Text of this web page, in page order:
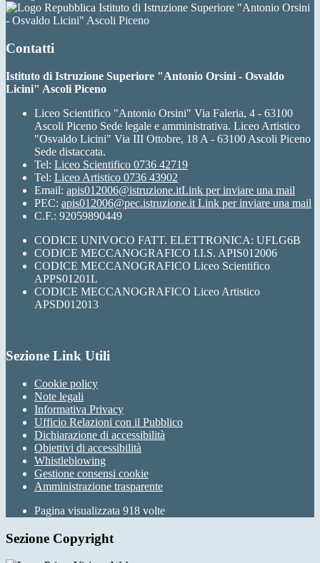
Istituto di Istruzione Superiore "Antonio Orsini
- Osvaldo Licini" Ascoli Piceno
Contatti
Istituto di Istruzione Superiore "Antonio Orsini - Osvaldo
Licini" Ascoli Piceno
Liceo Scientifico "Antonio Orsini" Via Faleria, 4 - 63100
Ascoli Piceno Sede legale e amministrativa. Liceo Artistico
"Osvaldo Licini" Via III Ottobre, 18 A - 63100 Ascoli Piceno
Sede distaccata.
Tel: Liceo Scientifico 0736 42719
Tel: Liceo Artistico 0736 43902
Email: apis012006@istruzione.itLink per inviare una mail
PEC: apis012006@pec.istruzione.it Link per inviare una mail
C.F.: 92059890449
CODICE UNIVOCO FATT. ELETTRONICA: UFLG6B
CODICE MECCANOGRAFICO I.I.S. APIS012006
CODICE MECCANOGRAFICO Liceo Scientifico
APPS01201L
CODICE MECCANOGRAFICO Liceo Artistico
APSD012013
Sezione Link Utili
Cookie policy
Note legali
Informativa Privacy
Ufficio Relazioni con il Pubblico
Dichiarazione di accessibilità
Obiettivi di accessibilità
Whistleblowing
Gestione consensi cookie
Amministrazione trasparente
Pagina visualizzata 918 volte
Sezione Copyright